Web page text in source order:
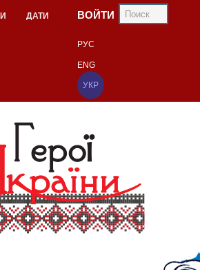
ДАТИ ВОЙТИ
РУС
ENG
УКР